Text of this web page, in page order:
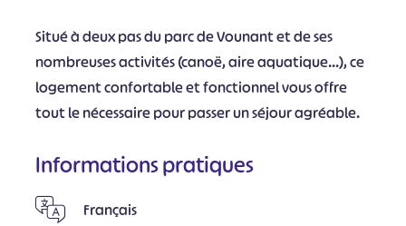
Situé à deux pas du parc de Vounant et de ses
nombreuses activités (canoë, aire aquatique...), ce
logement confortable et fonctionnel vous offre
tout le nécessaire pour passer un séjour agréable.
Informations pratiques
Français